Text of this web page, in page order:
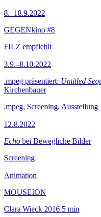
8.–18.9.2022
GEGENkino #8
FILZ empfiehlt
3.9.–8.10.2022
.mpeg präsentiert: Untitled
Kirchenbauer
.mpeg, Screening, Ausstellung
12.8.2022
Echo bei Bewegliche Bilder
Screening
Animation
MOUSEION
Clara Wieck 2016 5 min